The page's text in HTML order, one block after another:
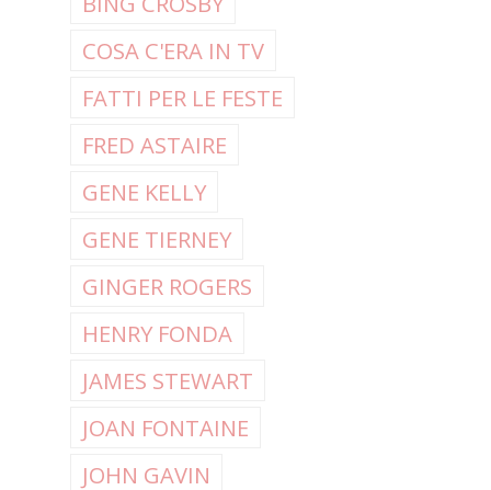
COSA C'ERA IN TV
FATTI PER LE FESTE
FRED ASTAIRE
GENE KELLY
GENE TIERNEY
GINGER ROGERS
HENRY FONDA
JAMES STEWART
JOAN FONTAINE
JOHN GAVIN